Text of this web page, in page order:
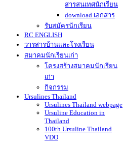
สารสนเทศนักเรียน
download เอกสาร
รับสมัครนักเรียน
RC ENGLISH
วารสารบ้านและโรงเรียน
สมาคมนักเรียนเก่า
โครงสร้างสมาคมนักเรียน
เก่า
กิจกรรม
Ursulines Thailand
Ursulines Thailand webpage
Ursuline Education in
Thailand
100th Ursuline Thailand
VDO